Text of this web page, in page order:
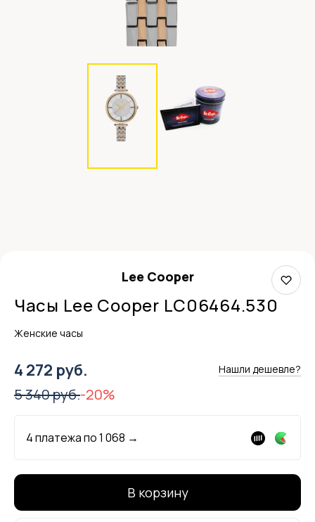
Lee Cooper
Часы Lee Cooper LC06464.530
Женские часы
4 272 руб. Нашли дешевле?
5 340 руб.-20%
4 платежа по1 068 →
В корзину